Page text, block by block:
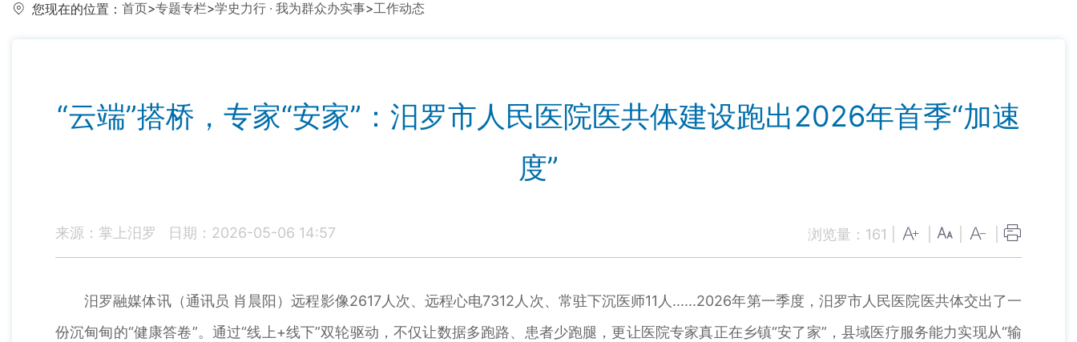
您现在的位置： 首页>专题专栏>学史力行 · 我为群众办实事>工作动态
“云端”搭桥，专家“安家”：汨罗市人民医院医共体建设跑出2026年首季“加速
度”
来源：掌上汨罗 日期：2026-05-06 14:57 浏览量： 161
汨罗融媒体讯（通讯员 肖晨阳）远程影像2617人次、远程心电7312人次、常驻下沉医师11人......2026年第一季度，汨罗市人民医院医共体交出了一
份沉甸甸的“健康答卷”。通过“线上+线下”双轮驱动，不仅让数据多跑路、患者少跑腿，更让医院专家真正在乡镇“安了家”，县域医疗服务能力实现从“输